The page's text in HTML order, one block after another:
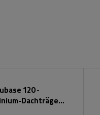
120 -
Dachträger